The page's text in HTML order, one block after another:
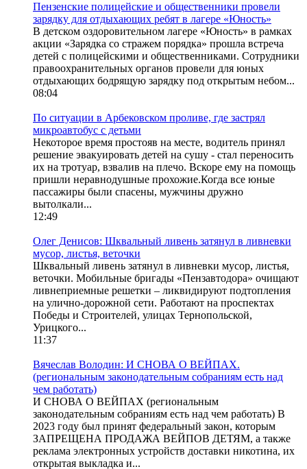
Пензенские полицейские и общественники провели
зарядку для отдыхающих ребят в лагере «Юность»
В детском оздоровительном лагере «Юность» в рамках
акции «Зарядка со стражем порядка» прошла встреча
детей с полицейскими и общественниками. Сотрудники
правоохранительных органов провели для юных
отдыхающих бодрящую зарядку под открытым небом...
08:04
По ситуации в Арбековском проливе, где застрял
микроавтобус с детьми
Некоторое время простояв на месте, водитель принял
решение эвакуировать детей на сушу - стал переносить
их на тротуар, взвалив на плечо. Вскоре ему на помощь
пришли неравнодушные прохожие.Когда все юные
пассажиры были спасены, мужчины дружно
вытолкали...
12:49
Олег Денисов: Шквальный ливень затянул в ливневки
мусор, листья, веточки
Шквальный ливень затянул в ливневки мусор, листья,
веточки. Мобильные бригады «Пензавтодора» очищают
ливнеприемные решетки – ликвидируют подтопления
на улично-дорожной сети. Работают на проспектах
Победы и Строителей, улицах Тернопольской,
Урицкого...
11:37
Вячеслав Володин: И СНОВА О ВЕЙПАХ.
(региональным законодательным собраниям есть над
чем работать)
И СНОВА О ВЕЙПАХ (региональным
законодательным собраниям есть над чем работать) В
2023 году был принят федеральный закон, которым
ЗАПРЕЩЕНА ПРОДАЖА ВЕЙПОВ ДЕТЯМ, а также
реклама электронных устройств доставки никотина, их
открытая выкладка и...